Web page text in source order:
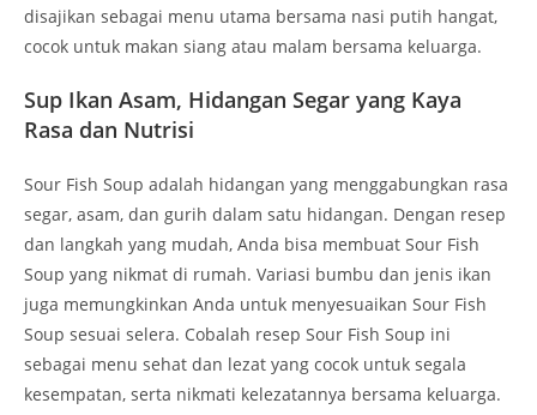
disajikan sebagai menu utama bersama nasi putih hangat,
cocok untuk makan siang atau malam bersama keluarga.
Sup Ikan Asam, Hidangan Segar yang Kaya
Rasa dan Nutrisi
Sour Fish Soup adalah hidangan yang menggabungkan rasa
segar, asam, dan gurih dalam satu hidangan. Dengan resep
dan langkah yang mudah, Anda bisa membuat Sour Fish
Soup yang nikmat di rumah. Variasi bumbu dan jenis ikan
juga memungkinkan Anda untuk menyesuaikan Sour Fish
Soup sesuai selera. Cobalah resep Sour Fish Soup ini
sebagai menu sehat dan lezat yang cocok untuk segala
kesempatan, serta nikmati kelezatannya bersama keluarga.